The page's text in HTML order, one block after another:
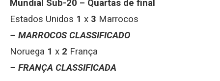
Mundial Sub-20 – Quartas de final
Estados Unidos 1 x 3 Marrocos
– MARROCOS CLASSIFICADO
Noruega 1 x 2 França
– FRANÇA CLASSIFICADA